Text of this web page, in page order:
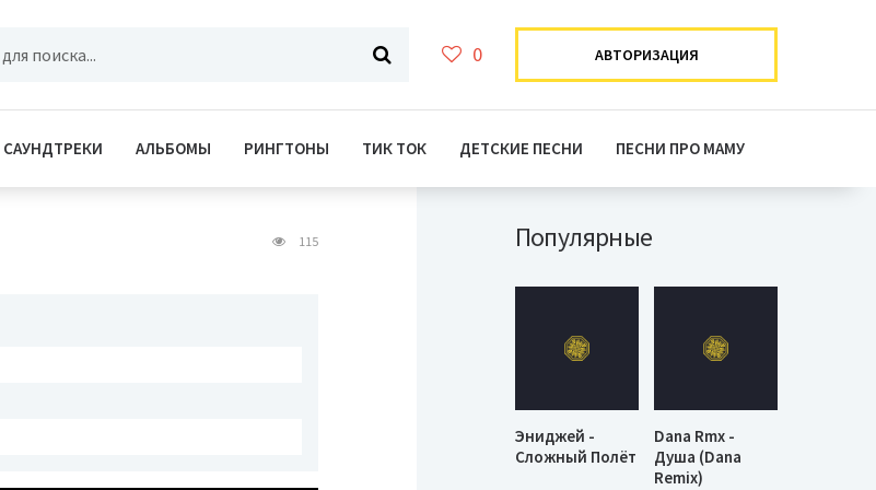
0 АВТОРИЗАЦИЯ
САУНДТРЕКИ АЛЬБОМЫ РИНГТОНЫ ТИК ТОК ДЕТСКИЕ ПЕСНИ ПЕСНИ ПРО МАМУ
115 Популярные
Эниджей -
Сложный Полёт
Dana Rmx -
Душа (Dana
Remix)